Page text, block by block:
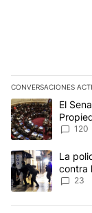
CONVERSACIONES
Este listado
Un artículo de
El
Ley120
Un artículo de
La
contra
23